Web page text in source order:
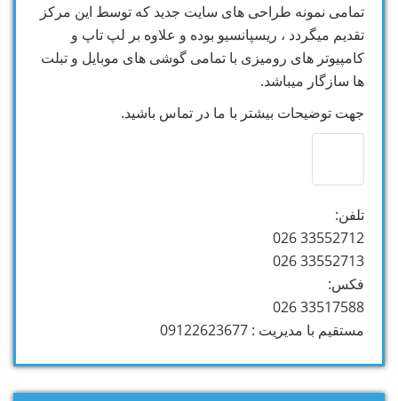
تمامی نمونه طراحی های سایت جدید که توسط این مرکز
تقدیم میگردد ، ریسپانسیو بوده و علاوه بر لپ تاپ و
کامپیوتر های رومیزی با تمامی گوشی های موبایل و تبلت
ها سازگار میباشد.
جهت توضیحات بیشتر با ما در تماس باشید.
تلفن:
33552712 026
33552713 026
فکس:
33517588 026
مستقیم با مدیریت : 09122623677